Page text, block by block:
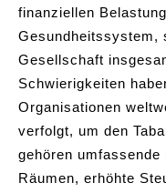
finanziellen
Gesundheitssystem,
Gesellschaft
Schwierigkeiten
Organisationen
verfolgt, um den
gehören
Räumen, erhöhte